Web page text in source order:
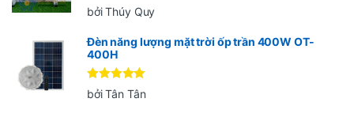
Được xếp
hạng 5 5
bởi Thúy Quy
Đèn năng lượng mặt trời ốp trần 400W OT-
400H
Được xếp
hạng 55
bởi Tân Tân